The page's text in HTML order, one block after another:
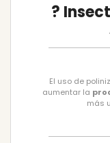
?
El uso de
aumentar la
más